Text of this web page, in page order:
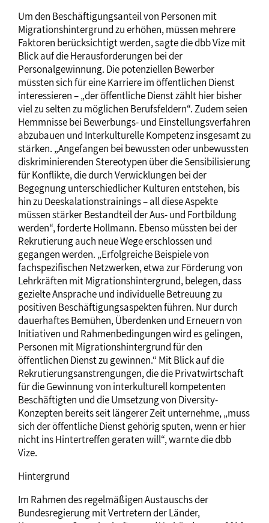
Um den Beschäftigungsanteil von Personen mit
Migrationshintergrund zu erhöhen, müssen mehrere
Faktoren berücksichtigt werden, sagte die dbb Vize mit
Blick auf die Herausforderungen bei der
Personalgewinnung. Die potenziellen Bewerber
müssten sich für eine Karriere im öffentlichen Dienst
interessieren – „der öffentliche Dienst zählt hier bisher
viel zu selten zu möglichen Berufsfeldern“. Zudem seien
Hemmnisse bei Bewerbungs- und Einstellungsverfahren
abzubauen und Interkulturelle Kompetenz insgesamt zu
stärken. „Angefangen bei bewussten oder unbewussten
diskriminierenden Stereotypen über die Sensibilisierung
für Konflikte, die durch Verwicklungen bei der
Begegnung unterschiedlicher Kulturen entstehen, bis
hin zu Deeskalationstrainings – all diese Aspekte
müssen stärker Bestandteil der Aus- und Fortbildung
werden“, forderte Hollmann. Ebenso müssten bei der
Rekrutierung auch neue Wege erschlossen und
gegangen werden. „Erfolgreiche Beispiele von
fachspezifischen Netzwerken, etwa zur Förderung von
Lehrkräften mit Migrationshintergrund, belegen, dass
gezielte Ansprache und individuelle Betreuung zu
positiven Beschäftigungsaspekten führen. Nur durch
dauerhaftes Bemühen, Überdenken und Erneuern von
Initiativen und Rahmenbedingungen wird es gelingen,
Personen mit Migrationshintergrund für den
öffentlichen Dienst zu gewinnen.“ Mit Blick auf die
Rekrutierungsanstrengungen, die die Privatwirtschaft
für die Gewinnung von interkulturell kompetenten
Beschäftigten und die Umsetzung von Diversity-
Konzepten bereits seit längerer Zeit unternehme, „muss
sich der öffentliche Dienst gehörig sputen, wenn er hier
nicht ins Hintertreffen geraten will“, warnte die dbb
Vize.
Hintergrund
Im Rahmen des regelmäßigen Austauschs der
Bundesregierung mit Vertretern der Länder,